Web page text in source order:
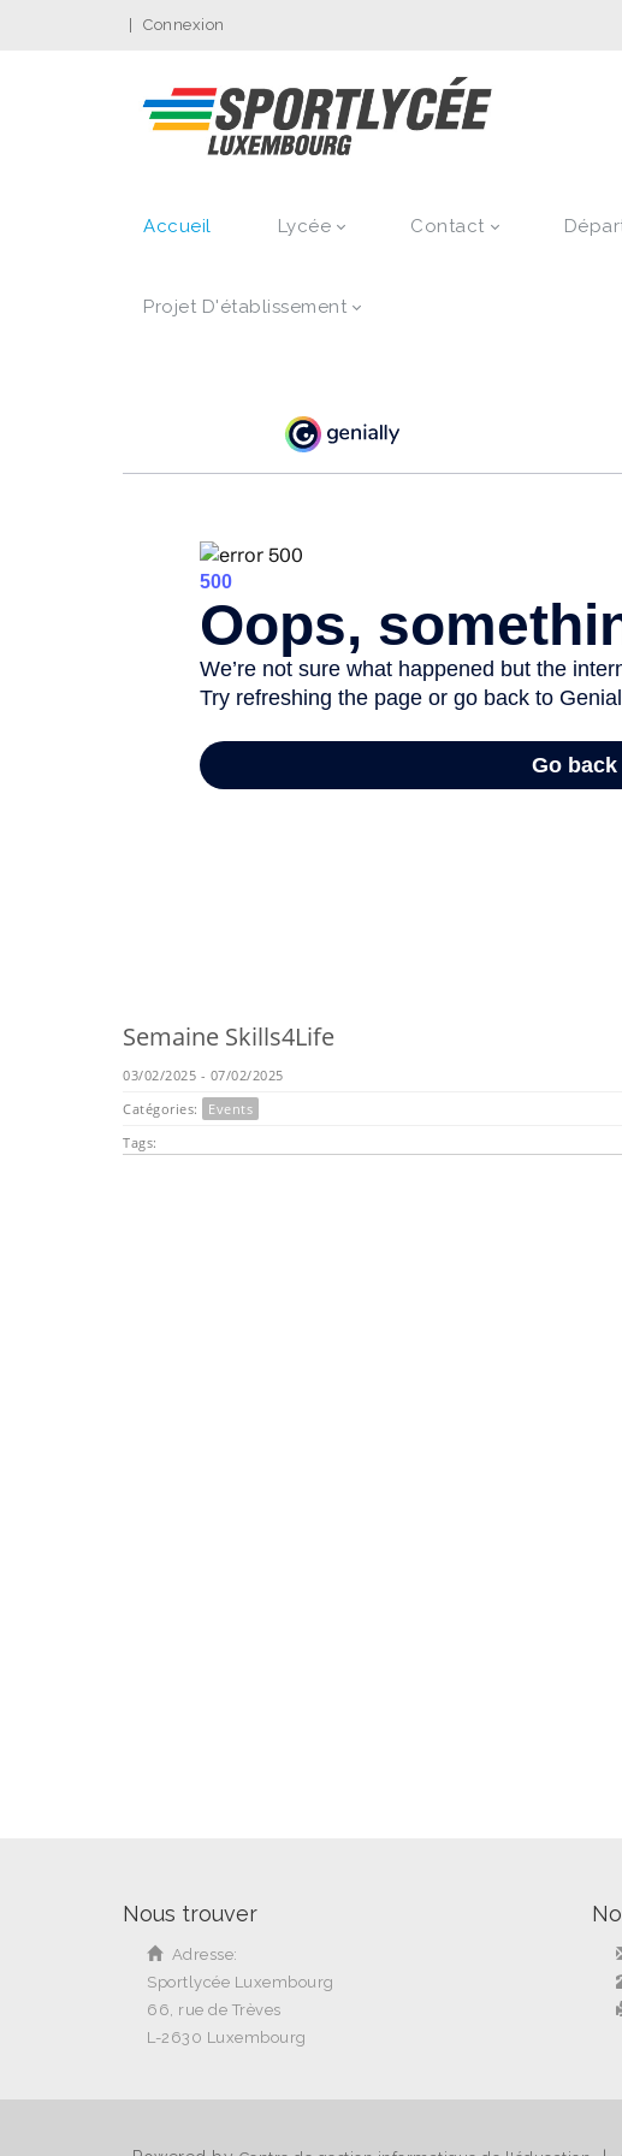
Connexion
Accueil Lycée Contact
Projet D'établissement
Semaine Skills4Life
03/02/2025 - 07/02/2025
Catégories:
Events
Tags:
Nous trouver
Adresse:
Sportlycée Luxembourg
66, rue de Trèves
L-2630 Luxembourg